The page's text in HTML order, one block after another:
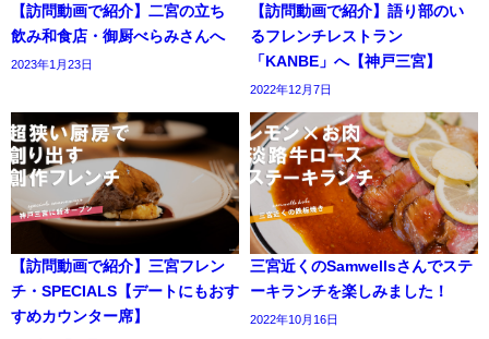
【訪問動画で紹介】二宮の立ち
飲み和食店・御厨べらみさんへ
2023年1月23日
【訪問動画で紹介】語り部のい
るフレンチレストラン
「KANBE」へ【神戸三宮】
2022年12月7日
【訪問動画で紹介】三宮フレン
チ・SPECIALS【デートにもおす
すめカウンター席】
三宮近くのSamwellsさんでステ
ーキランチを楽しみました！
2022年10月16日